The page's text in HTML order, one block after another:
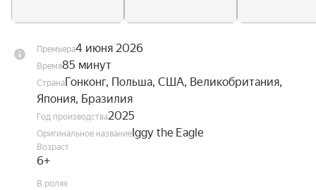
Премьера4 июня 2026
Время85 минут
СтранаГонконг, Польша, США, Великобритания,
Япония, Бразилия
Год производства2025
Оригинальное названиеIggy the Eagle
Возраст
6+
В ролях